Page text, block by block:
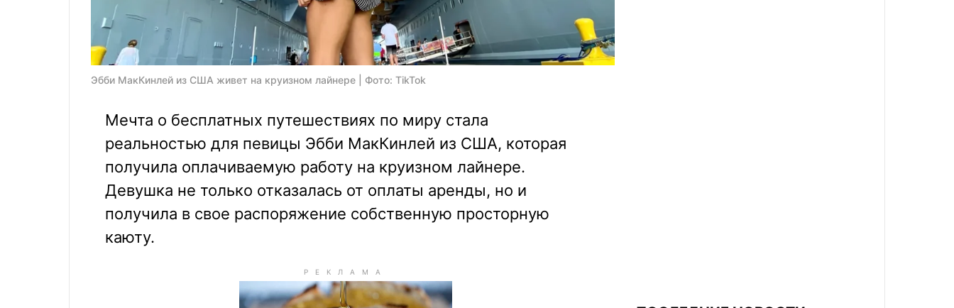
Эбби МакКинлей из США живет на круизном лайнере | Фото: TikTok
Мечта о бесплатных путешествиях по миру стала
реальностью для певицы Эбби МакКинлей из США, которая
получила оплачиваемую работу на круизном лайнере.
Девушка не только отказалась от оплаты аренды, но и
получила в свое распоряжение собственную просторную
каюту.